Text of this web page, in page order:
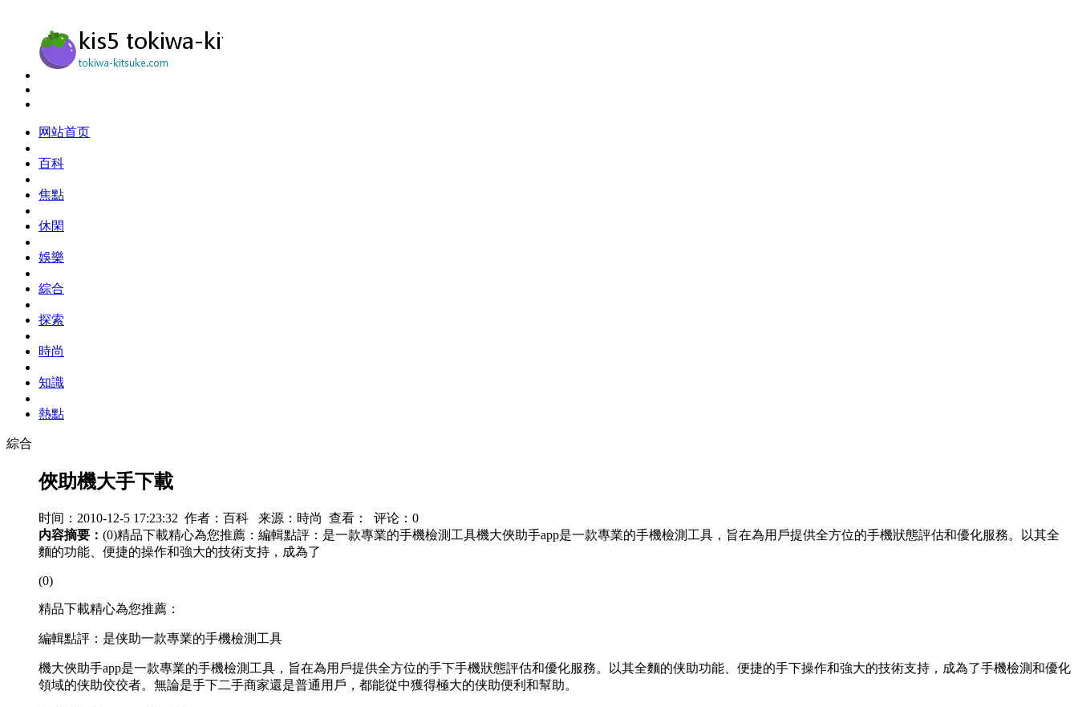
网站首页
百科
焦點
休閑
娛樂
綜合
探索
時尚
知識
熱點
綜合
俠助機大手下載
时间：2010-12-5 17:23:32 作者：百科 来源：時尚 查看：
评论：0
内容摘要： (0)精品下載精心為您推薦：編輯點評：是一款專業的手機檢測工具機大俠助手app是一款專業的手機檢測工具，旨在為用戶提供全方位的手機狀態評估和優化服務。以其全
麵的功能、便捷的操作和強大的技術支持，成為了
(0)
精品下載精心為您推薦：
編輯點評：是侠助一款專業的手機檢測工具
機大俠助手app是一款專業的手機檢測工具，旨在為用戶提供全方位的手下手機狀態評估和優化服務。以其全麵的侠助功能、便捷的手下操作和強大的技術支持，成為了手機檢測和優化
領域的侠助佼佼者。無論是手下二手商家還是普通用戶，都能從中獲得極大的侠助便利和幫助。